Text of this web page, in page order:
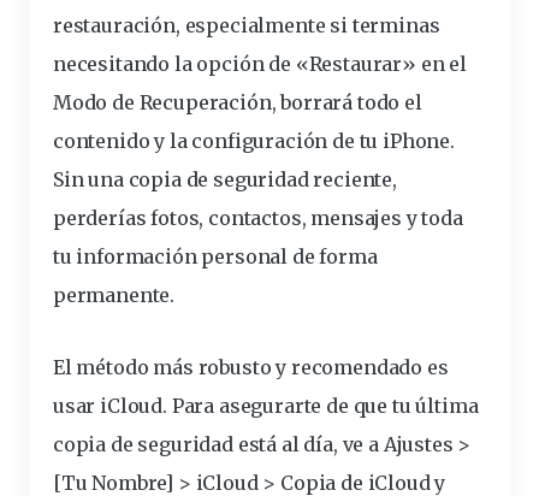
restauración, especialmente si terminas
necesitando la opción de «Restaurar» en el
Modo de Recuperación, borrará todo el
contenido y la configuración de tu iPhone.
Sin una copia de seguridad reciente,
perderías fotos, contactos, mensajes y toda
tu información personal de forma
permanente.
El método más robusto y recomendado es
usar iCloud. Para asegurarte de que tu última
copia de seguridad está al día, ve a Ajustes >
[Tu Nombre] > iCloud > Copia de iCloud y